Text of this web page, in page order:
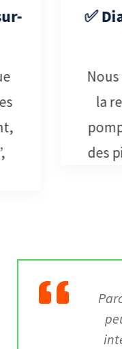
✅
Nous
la remise
pompe à
des pièces